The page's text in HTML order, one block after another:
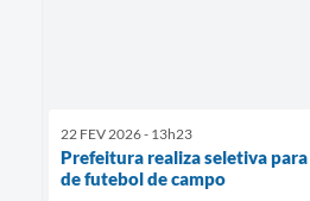
22 FEV 2026 - 13h23
Prefeitura realiza seletiva
de futebol de campo